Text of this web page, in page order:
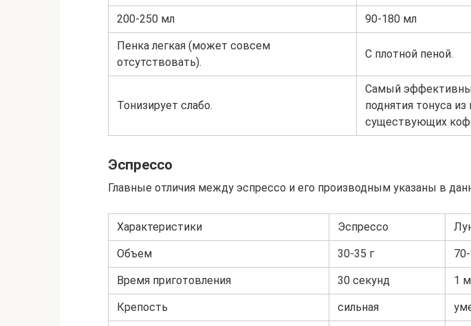
200-250 мл 90-180 мл
Пенка легкая (может совсем
отсутствовать).
С плотной пеной.
Тонизирует слабо.
Самый
поднятия тонуса из
существующих
Эспрессо
Главные отличия между эспрессо и его производным указаны в
Характеристики Эспрессо
Объем 30-35 г
Время приготовления 30 секунд 1
Крепость сильная